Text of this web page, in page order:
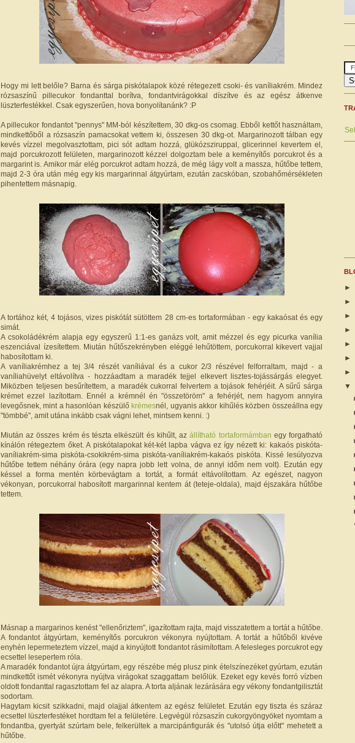
Hogy mi lett belőle? Barna és sárga piskótalapok közé rétegezett csoki- és vaníliakrém. Mindez
rózsaszínű pillecukor fondanttal borítva, fondantvirágokkal díszítve és az egész átkenve
lüszterfestékkel. Csak egyszerűen, hova bonyolítanánk? :P
A pillecukor fondantot "pennys" MM-ból készítettem, 30 dkg-os csomag. Ebből kettőt használtam,
mindkettőből a rózsaszín pamacsokat vettem ki, összesen 30 dkg-ot. Margarinozott tálban egy
kevés vízzel megolvasztottam, pici sót adtam hozzá, glükózsziruppal, glicerinnel kevertem el,
majd porcukrozott felületen, margarinozott kézzel dolgoztam bele a keményítős porcukrot és a
margarint is. Amikor már elég porcukrot adtam hozzá, de még lágy volt a massza, hűtőbe tettem,
majd 2-3 óra után még egy kis margarinnal átgyúrtam, ezután zacskóban, szobahőmérsékleten
pihentettem másnapig.
A tortához két, 4 tojásos, vizes piskótát sütöttem 28 cm-es tortaformában - egy kakaósat és egy
simát.
A csokoládékrém alapja egy egyszerű 1:1-es ganázs volt, amit mézzel és egy picurka vanília
eszenciával ízesítettem. Miután hűtőszekrényben eléggé lehűtöttem, porcukorral kikevert vajjal
habosítottam ki.
A vaníliakrémhez a tej 3/4 részét vaníliával és a cukor 2/3 részével felforraltam, majd - a
vaníliahüvelyt eltávolítva - hozzáadtam a maradék tejjel elkevert lisztes-tojássárgás elegyet.
Miközben teljesen besűrítettem, a maradék cukorral felvertem a tojások fehérjéit. A sűrű sárga
krémet ezzel lazítottam. Ennél a krémnél én "összetöröm" a fehérjét, nem hagyom annyira
levegősnek, mint a hasonlóan készülőkrémesnél, ugyanis akkor kihűlés közben összeállna egy
"tömbbé", amit utána inkább csak vágni lehet, mintsem kenni. :)
Miután az összes krém és tészta elkészült és kihűlt, azállítható tortaformámban egy forgatható
kínálón rétegeztem őket. A piskótalapokat két-két lapba vágva ez így nézett ki: kakaós piskóta-
vaníliakrém-sima piskóta-csokikrém-sima piskóta-vaníliakrém-kakaós piskóta. Kissé lesúlyozva
hűtőbe tettem néhány órára (egy napra jobb lett volna, de annyi időm nem volt). Ezután egy
késsel a forma mentén körbevágtam a tortát, a formát eltávolítottam. Az egészet, nagyon
vékonyan, porcukorral habosított margarinnal kentem át (teteje-oldala), majd éjszakára hűtőbe
tettem.
Másnap a margarinos kenést "ellenőriztem", igazítottam rajta, majd visszatettem a tortát a hűtőbe.
A fondantot átgyúrtam, keményítős porcukron vékonyra nyújtottam. A tortát a hűtőből kivéve
enyhén lepermeteztem vízzel, majd a kinyújtott fondantot rásimítottam. A felesleges porcukrot egy
ecsettel lesepertem róla.
A maradék fondantot újra átgyúrtam, egy részébe még plusz pink ételszínezéket gyúrtam, ezután
mindkettőt ismét vékonyra nyújtva virágokat szaggattam belőlük. Ezeket egy kevés forró vízben
oldott fondanttal ragasztottam fel az alapra. A torta aljának lezárására egy vékony fondantgilisztát
sodortam.
Hagytam kicsit szikkadni, majd olajjal átkentem az egész felületet. Ezután egy tiszta és száraz
ecsettel lüszterfestéket hordtam fel a felületére. Legvégül rózsaszín cukorgyöngyöket nyomtam a
fondantba, gyertyát szúrtam bele, felkerültek a marcipánfigurák és "utolsó útja előtt" mehetett a
hűtőbe.
►
►
►
►
►
►
►
▼